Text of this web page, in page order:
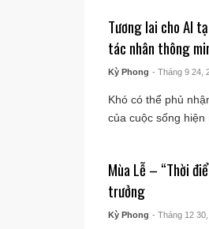
Tương lai cho AI
tác nhân thông
Kỳ Phong - Tháng 9 24,
Khó có thể phủ
của cuộc sống hiện
Mùa Lễ – “Thời
trưởng
Kỳ Phong - Tháng 12